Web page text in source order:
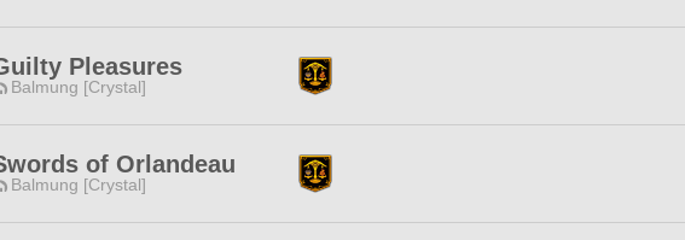
Pleasures
Balmung [Crystal]
of Orlandeau
Balmung [Crystal]